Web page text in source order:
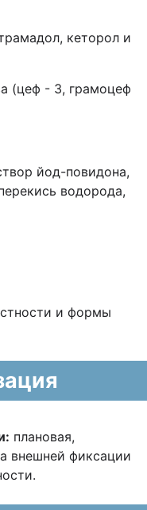
кеторол и
(цеф - 3, грамоцеф
йод-повидона,
водорода,
и формы
плановая,
внешней фиксации